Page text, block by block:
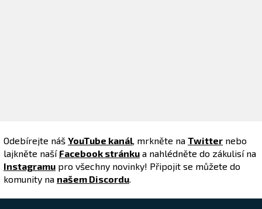
Odebírejte náš YouTube kanál, mrkněte na Twitter nebo
lajkněte naší Facebook stránku a nahlédněte do zákulisí na
Instagramu pro všechny novinky! Připojit se můžete do
komunity na našem Discordu.